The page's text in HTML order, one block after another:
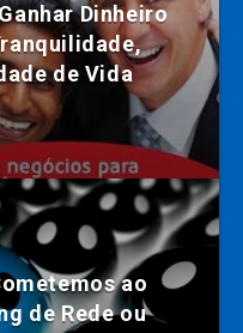
Dinheiro
de Vida
ao
de Rede ou